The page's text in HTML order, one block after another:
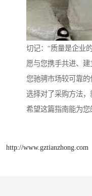
切记：“质量是企业
愿与您携手共进、
您驰骋市场较可靠的
选择对了采购方法，
希望这篇指南能为您
http://www.gztianzhong.com